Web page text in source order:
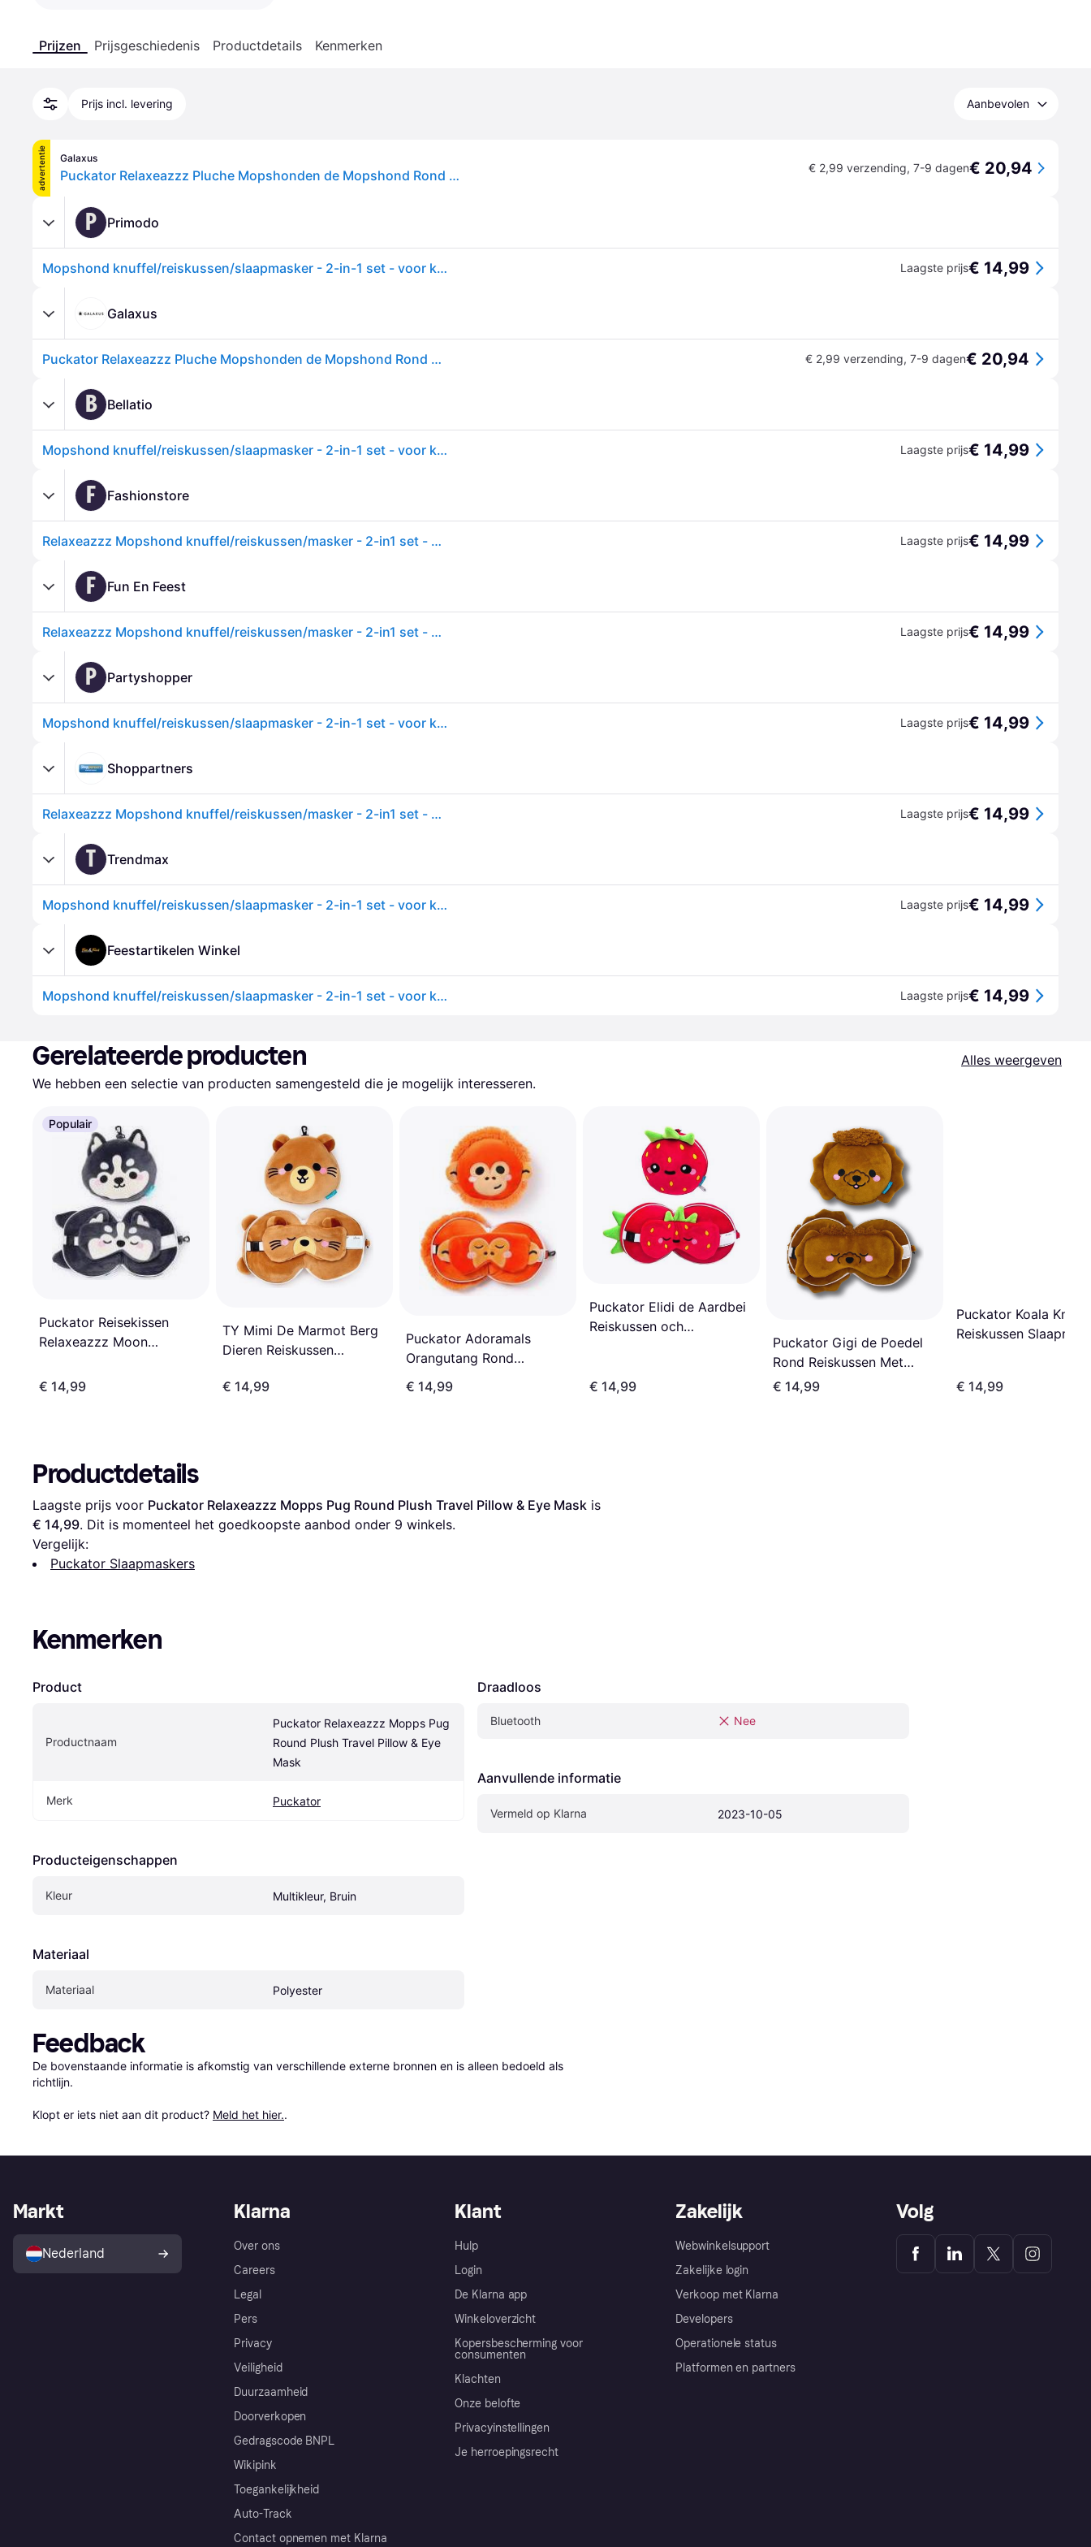
Prijzen Prijsgeschiedenis Productdetails Kenmerken
Prijs incl. levering Aanbevolen
advertentie Galaxus
Puckator Relaxeazzz Pluche Mopshonden de Mopshond Rond Reiskussen & Oogmasker, Reisaccessoires € 2,99 verzending, 7-9 dagen€ 20,94
P Primodo
Mopshond knuffel/reiskussen/slaapmasker - 2-in-1 set - voor kinderen Laagste prijs€ 14,99
Galaxus
Puckator Relaxeazzz Pluche Mopshonden de Mopshond Rond Reiskussen & Oogmasker, Reisaccessoires € 2,99 verzending, 7-9 dagen€ 20,94
B Bellatio
Mopshond knuffel/reiskussen/slaapmasker - 2-in-1 set - voor kinderen - Laagste prijs€ 14,99
F Fashionstore
Relaxeazzz Mopshond knuffel/reiskussen/masker - 2-in1 set - kinderen Laagste prijs€ 14,99
F Fun En Feest
Relaxeazzz Mopshond knuffel/reiskussen/masker - 2-in1 set - kinderen - Laagste prijs€ 14,99
P Partyshopper
Mopshond knuffel/reiskussen/slaapmasker - 2-in-1 set - voor kinderen Laagste prijs€ 14,99
Shoppartners
Relaxeazzz Mopshond knuffel/reiskussen/masker - 2-in1 set - kinderen Laagste prijs€ 14,99
T Trendmax
Mopshond knuffel/reiskussen/slaapmasker - 2-in-1 set - voor kinderen Laagste prijs€ 14,99
Feestartikelen Winkel
Mopshond knuffel/reiskussen/slaapmasker - 2-in-1 set - voor kinderen Laagste prijs€ 14,99
Gerelateerde producten
Alles weergeven
We hebben een selectie van producten samengesteld die je mogelijk interesseren.
Populair
Puckator Reisekissen
Relaxeazzz Moon
€ 14,99
TY Mimi De Marmot Berg
Dieren Reiskussen
€ 14,99
Puckator Adoramals
Orangutang Rond
€ 14,99
Puckator Elidi de Aardbei
Reiskussen och
€ 14,99
Puckator Gigi de Poedel
Rond Reiskussen Met
Slaapmasker
€ 14,99
Puckator Koala
Reiskussen
€ 14,99
Productdetails
Laagste prijs voor Puckator Relaxeazzz Mopps Pug Round Plush Travel Pillow & Eye Mask
€ 14,99. Dit is momenteel het goedkoopste aanbod onder 9 winkels.
Vergelijk:
Puckator Slaapmaskers
Kenmerken
Product
Productnaam
Puckator Relaxeazzz Mopps Pug
Round Plush Travel Pillow & Eye
Mask
Merk Puckator
Producteigenschappen
Kleur Multikleur, Bruin
Materiaal
Materiaal Polyester
Draadloos
Bluetooth Nee
Aanvullende informatie
Vermeld op Klarna 2023-10-05
Feedback
De bovenstaande informatie is afkomstig van verschillende externe bronnen en is alleen bedoeld als
richtlijn.
Klopt er iets niet aan dit product? Meld het hier..
Klarna
Over ons
Careers
Legal
Pers
Privacy
Veiligheid
Duurzaamheid
Doorverkopen
Gedragscode BNPL
Wikipink
Toegankelijkheid
Auto-Track
Contact opnemen met Klarna
Klant
Hulp
Login
De Klarna app
Winkeloverzicht
Kopersbescherming voor
consumenten
Klachten
Onze belofte
Privacyinstellingen
Je herroepingsrecht
Zakelijk
Webwinkelsupport
Zakelijke login
Verkoop met Klarna
Developers
Operationele status
Platformen en partners
Markt
Nederland
Volg